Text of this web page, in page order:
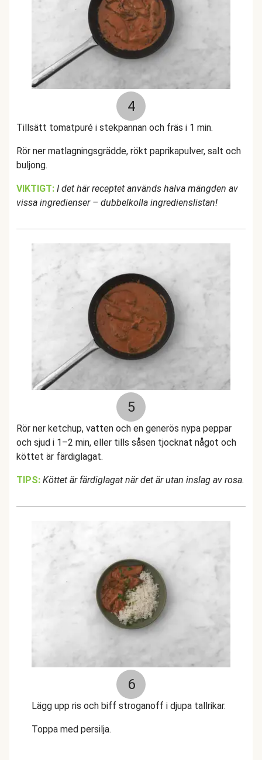
4
Tillsätt tomatpuré i stekpannan och fräs i 1 min.
Rör ner matlagningsgrädde, rökt paprikapulver, salt och
buljong.
VIKTIGT: I det här receptet används halva mängden av
vissa ingredienser – dubbelkolla ingredienslistan!
5
Rör ner ketchup, vatten och en generös nypa peppar
och sjud i 1–2 min, eller tills såsen tjocknat något och
köttet är färdiglagat.
TIPS: Köttet är färdiglagat när det är utan inslag av rosa.
6
Lägg upp ris och biff stroganoff i djupa tallrikar.
Toppa med persilja.